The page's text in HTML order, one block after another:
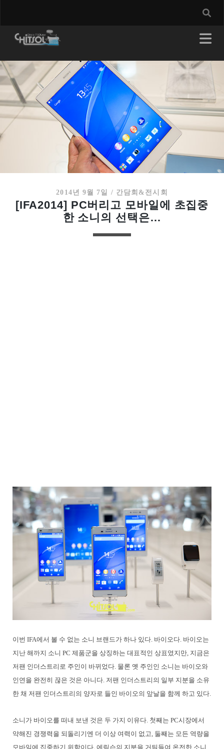
2014년 9월 7일 / 간담회&전시회
[IFA2014] PC버리고 모바일에 초집중
한 소니의 선택은…
이번 IFA에서 볼 수 없는 소니 브랜드가 하나 있다. 바이오다. 바이오는
지난 해까지 소니 PC 제품군을 상징하는 대표적인 상표였지만, 지금은
저팬 인더스트리로 주인이 바뀌었다. 물론 옛 주인인 소니는 바이오와
인연을 완전히 끊은 것은 아니다. 저팬 인더스트리의 일부 지분을 소유
한 채 저팬 인더스트리의 양자로 들인 바이오의 앞날을 함께 하고 있다.
소니가 바이오를 떠내 보낸 것은 두 가지 이유다. 첫째는 PC시장에서
약해진 경쟁력을 되돌리기엔 더 이상 여력이 없고, 둘째는 모든 역량을
모바일에 집중하기 위함이다. 에릭슨의 지분을 거둬들여 온전한 소니